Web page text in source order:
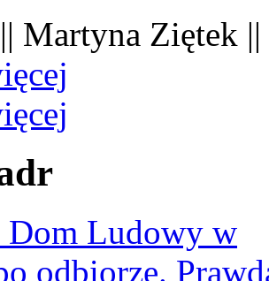
Martyna Ziętek